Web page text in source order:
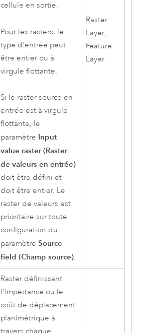
cellule en sortie.
Pour les rasters, le
type d'entrée peut
être entier ou à
virgule flottante.
Si le raster source en
entrée est à virgule
flottante, le
paramètre Input
value raster (Raster
de valeurs en entrée)
doit être défini et
doit être entier. Le
raster de valeurs est
prioritaire sur toute
configuration du
paramètre Source
field (Champ source).
Raster
Layer;
Feature
Layer
Raster définissant
l'impédance ou le
coût de déplacement
planimétrique à